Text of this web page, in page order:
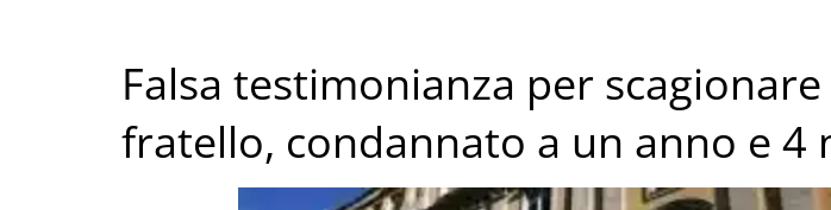
Falsa testimonianza per scagionare
fratello, condannato a un anno e 4